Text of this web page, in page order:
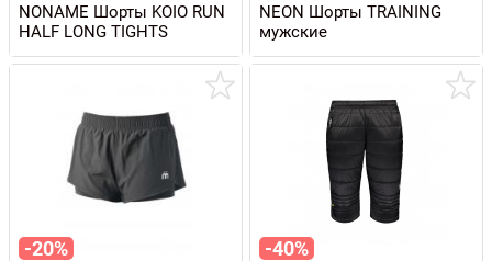
NONAME Шорты KOIO RUN
HALF LONG TIGHTS
NEON Шорты TRAINING
мужские
-20% -40%